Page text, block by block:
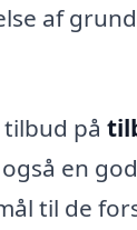
af
på
en
til de